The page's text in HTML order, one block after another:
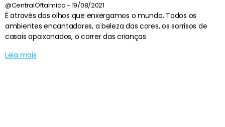
@CentralOftalmica 19/08/2021
É através dos olhos que enxergamos o mundo. Todos os
ambientes encantadores, a beleza das cores, os sorrisos de
casais apaixonados, o correr das crianças
Leia mais